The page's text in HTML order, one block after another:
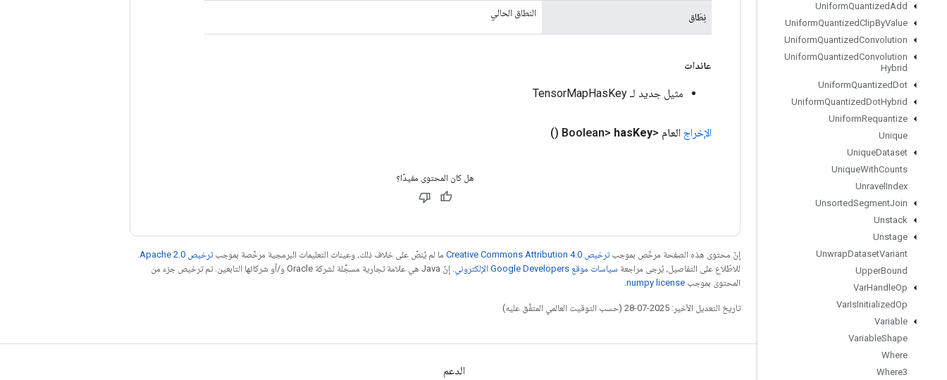
UniformQuantizedAdd
UniformQuantizedClipByValue
UniformQuantizedConvolution
UniformQuantizedConvolution
Hybrid
UniformQuantizedDot
UniformQuantizedDotHybrid
UniformRequantize
Unique
UniqueDataset
UniqueWithCounts
Unravel Index
UnsortedSegmentJoin
Unstack
Unstage
UnwrapDatasetVariant
UpperBound
VarHandleOp
VarIsInitializedOp
Variable
VariableShape
Where
Where3
نِطَاق النطاق الحالي
عائدات
مثيل جديد لـ TensorMapHasKey
الإخراج العام <Boolean> hasKey
()
هل كان المحتوى مفيدًا؟
إنّ محتوى هذه الصفحة مرخّص بموجبترخيص Creative Commons Attribution 4.0‏ ما لم يُنصّ على خلاف ذلك، وعينات التعليمات البرمجية مرخّصة بموجبترخيص Apache 2.0‏
للاطّلاع على التفاصيل، يُرجى مراجعة سياسات موقع Google Developers الإلكتروني
. إنّ Java هي علامة تجارية مسجَّلة لشركة Oracle و/أو شركائها التابعين. تم ترخيص جزء من
المحتوى بموجب numpy license
تاريخ التعديل الأخير: 2025-07-28 (حسب التوقيت العالمي المتفَّق عليه)
التواصل الاجتماعي الدعم